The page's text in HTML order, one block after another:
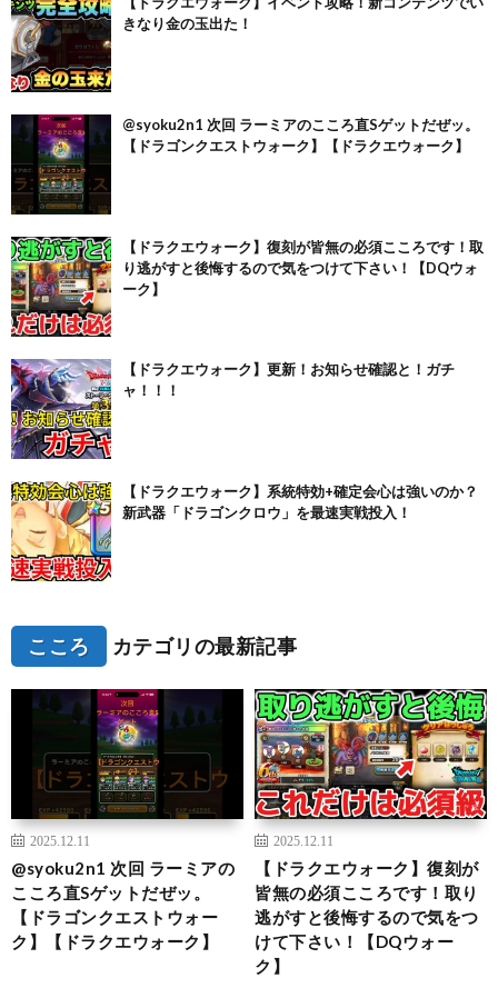
きなり金の玉出た！
@syoku2n1 次回 ラーミアのこころ直Sゲットだぜッ。
【ドラゴンクエストウォーク】【ドラクエウォーク】
【ドラクエウォーク】復刻が皆無の必須こころです！取
り逃がすと後悔するので気をつけて下さい！【DQウォ
ーク】
【ドラクエウォーク】更新！お知らせ確認と！ガチ
ャ！！！
【ドラクエウォーク】系統特効+確定会心は強いのか？
新武器「ドラゴンクロウ」を最速実戦投入！
こころ カテゴリの最新記事
2025.12.11
@syoku2n1 次回 ラーミアの
こころ直Sゲットだぜッ。
【ドラゴンクエストウォー
ク】【ドラクエウォーク】
2025.12.11
【ドラクエウォーク】復刻が
皆無の必須こころです！取り
逃がすと後悔するので気をつ
けて下さい！【DQウォー
ク】